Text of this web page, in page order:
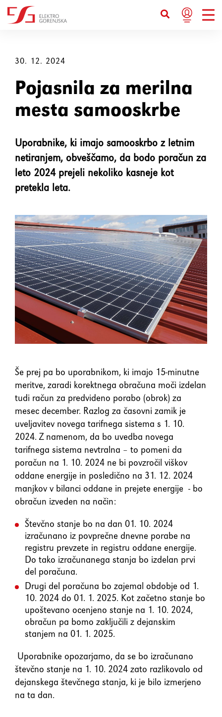
30. 12. 2024
Pojasnila za merilna
mesta samooskrbe
Uporabnike, ki imajo samooskrbo z letnim
netiranjem, obveščamo, da bodo poračun za
leto 2024 prejeli nekoliko kasneje kot
pretekla leta.
Še prej pa bo uporabnikom, ki imajo 15-minutne
meritve, zaradi korektnega obračuna moči izdelan
tudi račun za predvideno porabo (obrok) za
mesec december. Razlog za časovni zamik je
uveljavitev novega tarifnega sistema s 1. 10.
2024. Z namenom, da bo uvedba novega
tarifnega sistema nevtralna – to pomeni da
poračun na 1. 10. 2024 ne bi povzročil viškov
oddane energije in posledično na 31. 12. 2024
manjkov v bilanci oddane in prejete energije - bo
obračun izveden na način:
Števčno stanje bo na dan 01. 10. 2024
izračunano iz povprečne dnevne porabe na
registru prevzete in registru oddane energije.
Do tako izračunanega stanja bo izdelan prvi
del poračuna.
Drugi del poračuna bo zajemal obdobje od 1.
10. 2024 do 01. 1. 2025. Kot začetno stanje bo
upoštevano ocenjeno stanje na 1. 10. 2024,
obračun pa bomo zaključili z dejanskim
stanjem na 01. 1. 2025.
Uporabnike opozarjamo, da se bo izračunano
števčno stanje na 1. 10. 2024 zato razlikovalo od
dejanskega števčnega stanja, ki je bilo izmerjeno
na ta dan.
s tipkovnico
Prikaže možnosti dostopnosti
Prikaže kazalo strani
Skoči na glavno vsebino
Vrne se na domačo stran
Zapre pojavno okno / meni
element
Premakne fokus na prejšnji
element
Potrdi/klikne fokusiran
element
Označi/odznači potrditveno